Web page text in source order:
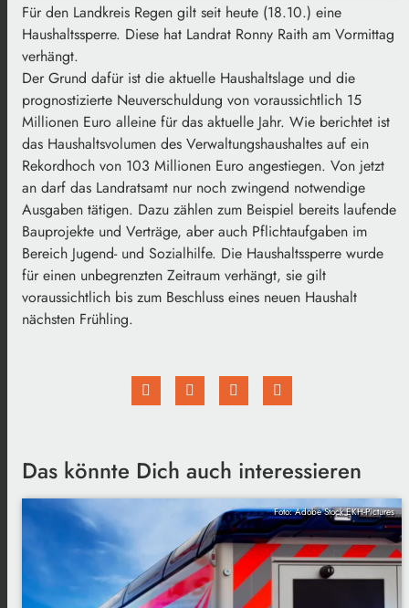
Für den Landkreis Regen gilt seit heute (18.10.) eine
Haushaltssperre. Diese hat Landrat Ronny Raith am Vormittag
verhängt.
Der Grund dafür ist die aktuelle Haushaltslage und die
prognostizierte Neuverschuldung von voraussichtlich 15
Millionen Euro alleine für das aktuelle Jahr. Wie berichtet ist
das Haushaltsvolumen des Verwaltungshaushaltes auf ein
Rekordhoch von 103 Millionen Euro angestiegen. Von jetzt
an darf das Landratsamt nur noch zwingend notwendige
Ausgaben tätigen. Dazu zählen zum Beispiel bereits laufende
Bauprojekte und Verträge, aber auch Pflichtaufgaben im
Bereich Jugend- und Sozialhilfe. Die Haushaltssperre wurde
für einen unbegrenzten Zeitraum verhängt, sie gilt
voraussichtlich bis zum Beschluss eines neuen Haushalt
nächsten Frühling.
Das könnte Dich auch interessieren
Foto: Adobe Stock EKH-Pictures